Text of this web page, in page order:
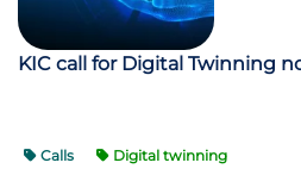
KIC call for Digital Twinning
Calls
Digital twinning